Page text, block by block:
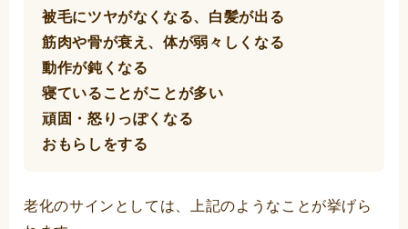
被毛にツヤがなくなる、白髪が出る
筋肉や骨が衰え、体が弱々しくなる
動作が鈍くなる
寝ていることがことが多い
頑固・怒りっぽくなる
おもらしをする
老化のサインとしては、上記のようなことが挙げら